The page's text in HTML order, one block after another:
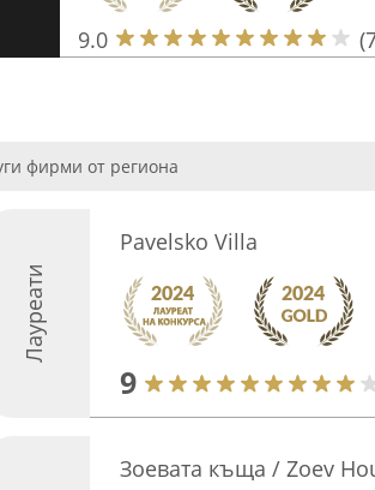
9.0
фирми от региона
Лауреати
Pavelsko Villa
9
Зоевата къща / Zoev